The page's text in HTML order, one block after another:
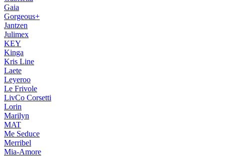
Gaia
Gorgeous+
Jantzen
Julimex
KEY
Kinga
Kris Line
Laete
Leyeroo
Le Frivole
LivCo Corsetti
Lorin
Marilyn
MAT
Me Seduce
Merribel
Mia-Amore